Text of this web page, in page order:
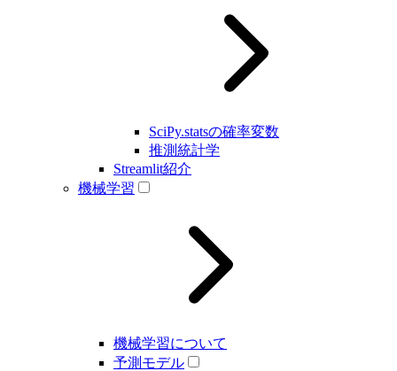
SciPy.statsの確率変数
推測統計学
Streamlit紹介
機械学習
機械学習について
予測モデル